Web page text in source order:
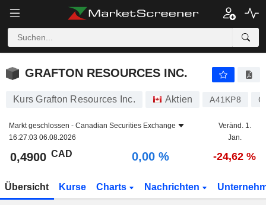
GRAFTON RESOURCES INC.
GRAFTON RESOURCES INC.
Kurs Grafton Resources Inc. Aktien A41KP8
Markt geschlossen - Canadian Securities Exchange
16:27:03 06.08.2026
Veränd. 1.
Jan.
0,4900 CAD 0,00 % -24,62 %
Übersicht Kurse Charts Nachrichten